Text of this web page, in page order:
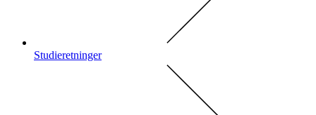
Studieretninger